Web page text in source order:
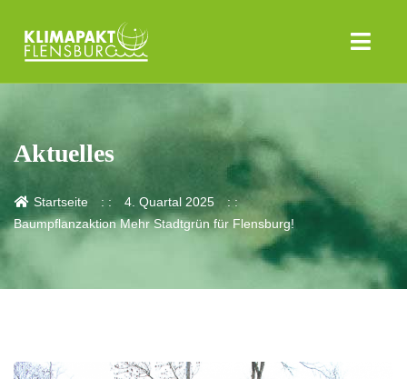
Aktuelles
Startseite
4. Quartal 2025
Baumpflanzaktion Mehr Stadtgrün für Flensburg!